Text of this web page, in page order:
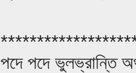
পদে পদে ভুলভ্রান্তি